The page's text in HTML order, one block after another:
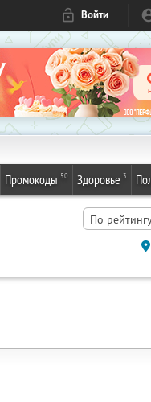
Войти
Промокоды 50 Здоровье 3
По